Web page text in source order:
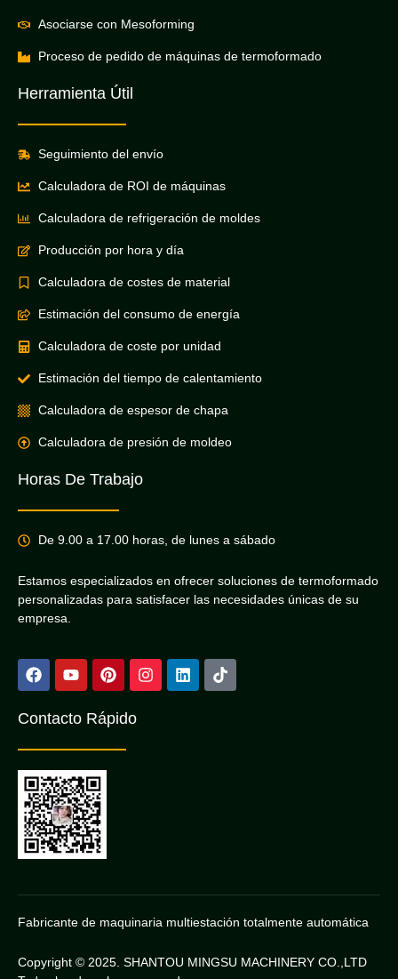
Asociarse con Mesoforming
Proceso de pedido de máquinas de termoformado
Herramienta Útil
Seguimiento del envío
Calculadora de ROI de máquinas
Calculadora de refrigeración de moldes
Producción por hora y día
Calculadora de costes de material
Estimación del consumo de energía
Calculadora de coste por unidad
Estimación del tiempo de calentamiento
Calculadora de espesor de chapa
Calculadora de presión de moldeo
Horas De Trabajo
De 9.00 a 17.00 horas, de lunes a sábado
Estamos especializados en ofrecer soluciones de termoformado
personalizadas para satisfacer las necesidades únicas de su
empresa.
Contacto Rápido
Fabricante de maquinaria multiestación totalmente automática
Copyright © 2025. SHANTOU MINGSU MACHINERY CO.,LTD